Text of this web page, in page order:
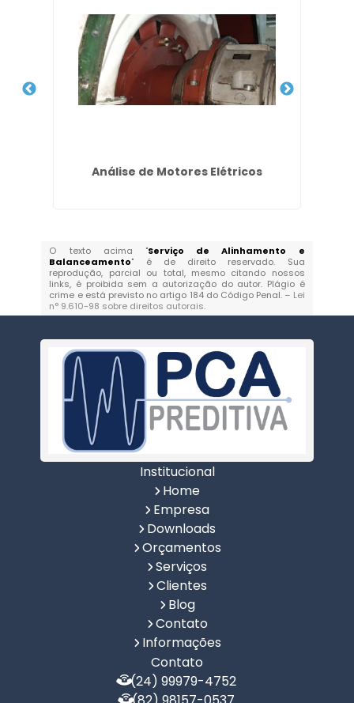
Análise de Motores Elétricos
O texto acima "Serviço de Alinhamento e
Balanceamento" é de direito reservado. Sua
reprodução, parcial ou total, mesmo citando nossos
links, é proibida sem a autorização do autor. Plágio é
crime e está previsto no artigo 184 do Código Penal. – Lei
n° 9.610-98 sobre direitos autorais.
Institucional
Home
Empresa
Downloads
Orçamentos
Serviços
Clientes
Blog
Contato
Informações
Contato
(24) 99979-4752